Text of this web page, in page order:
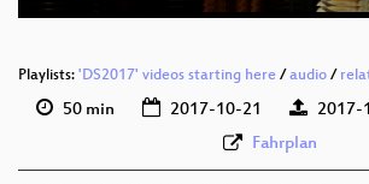
Playlists: 'DS2017' videos starting here /audio /
50 min 2017-10-21 2017-
Fahrplan